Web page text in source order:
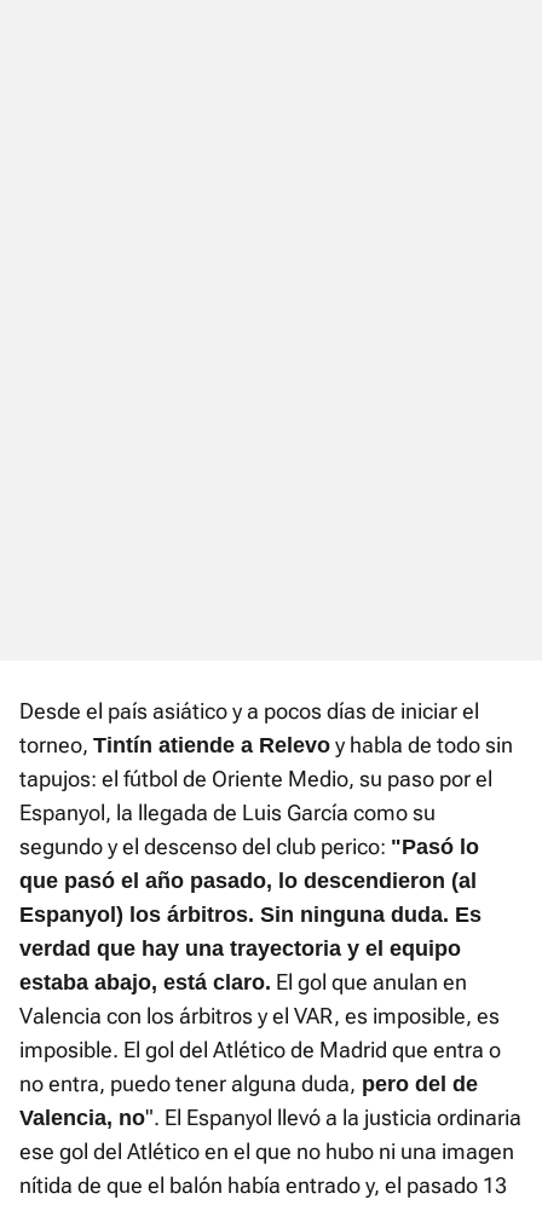
Desde el país asiático y a pocos días de iniciar el
torneo, Tintín atiende a Relevo y habla de todo sin
tapujos: el fútbol de Oriente Medio, su paso por el
Espanyol, la llegada de Luis García como su
segundo y el descenso del club perico: "Pasó lo
que pasó el año pasado, lo descendieron (al
Espanyol) los árbitros. Sin ninguna duda. Es
verdad que hay una trayectoria y el equipo
estaba abajo, está claro. El gol que anulan en
Valencia con los árbitros y el VAR, es imposible, es
imposible. El gol del Atlético de Madrid que entra o
no entra, puedo tener alguna duda, pero del de
Valencia, no". El Espanyol llevó a la justicia ordinaria
ese gol del Atlético en el que no hubo ni una imagen
nítida de que el balón había entrado y, el pasado 13